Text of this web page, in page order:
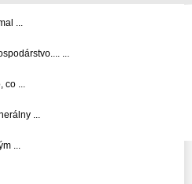
...
...
co ...
...
...